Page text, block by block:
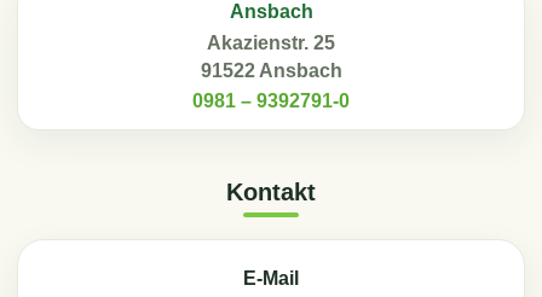
Ansbach
Akazienstr. 25
91522 Ansbach
0981 – 9392791-0
Kontakt
E-Mail